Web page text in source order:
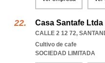
Casa Santafe Ltda
CALLE 2 12 72,
Cultivo de cafe
SOCIEDAD LIMITADA